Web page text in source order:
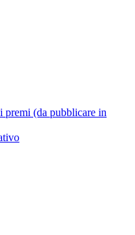
premi (da pubblicare in